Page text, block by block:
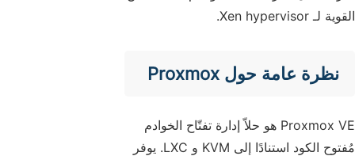
القوية لـ Xen hypervisor.
نظرة عامة حول Proxmox
Proxmox VE هو حلاّ إدارة تفتّاح الخوادم
مُفتوح الكود استنادًا إلى KVM و LXC. يوفر